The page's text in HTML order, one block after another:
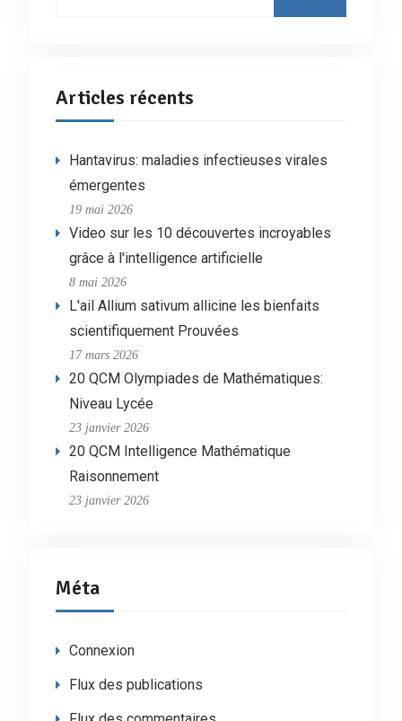
Articles récents
Hantavirus: maladies infectieuses virales
émergentes
19 mai 2026
Video sur les 10 découvertes incroyables
grâce à l'intelligence artificielle
8 mai 2026
L'ail Allium sativum allicine les bienfaits
scientifiquement Prouvées
17 mars 2026
20 QCM Olympiades de Mathématiques:
Niveau Lycée
23 janvier 2026
20 QCM Intelligence Mathématique
Raisonnement
23 janvier 2026
Méta
Connexion
Flux des publications